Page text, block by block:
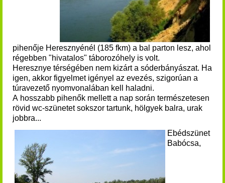
pihenője Heresznyénél (185 fkm) a bal parton lesz, ahol
régebben "hivatalos" táborozóhely is volt.
Heresznye térségében nem kizárt a sóderbányászat. Ha
igen, akkor figyelmet igényel az evezés, szigorúan a
túravezető nyomvonalában kell haladni.
A hosszabb pihenők mellett a nap során természetesen
rövid wc-szünetet sokszor tartunk, hölgyek balra, urak
jobbra...
Ebédszünet
Babócsa,